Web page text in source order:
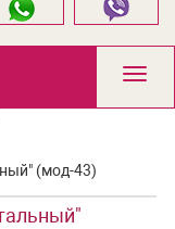
(мод-43)